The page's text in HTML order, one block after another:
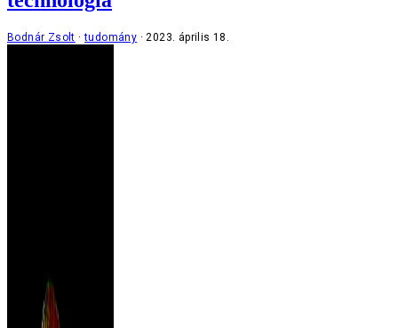
Bodnár Zsolt tudomány 2023. április 18.